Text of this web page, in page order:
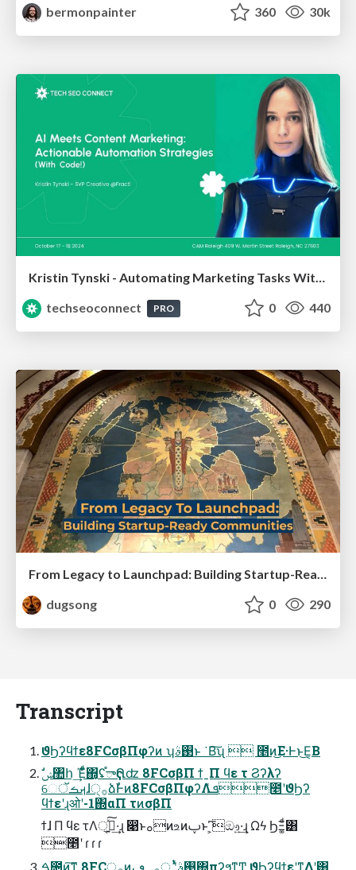
bermonpainter
360 30k
Kristin Tynski - Automating Marketing Tasks With AI
techseoconnect
PRO 0 440
dugsong
0 290
Transcript
ϑϦʔϥϯε8FCσβΠφʔͷ ʮ࢓ࣄͱ ͘ Β͠ʯ  ೥ͷ͜Ε·Ͱͱ͜Ε͔Β
େࡕࡏॅɺ੍࡞ձࣾͰͷ8FCσβΠφʔΛܦͯ೥ʹϑϦʔ
ϥϯεʹɻओʹ-1΍αΠ τͷσβΠ
ϯɺ Π ϥε τΛ੍࡞͍ͯ͠·͢ɻ ෉ͱࡀͷஉͷࢠͱ ͏͕͗͞ඖ͍·͢ɻ Ωϟ ϦΞ͚ͩ͸
೥ʹ ɾ ɾ ɾ
ࠓ೔ͷ͓͠ͳ͕͖ 8FC੍࡞ͷ͓࢓ࣄʹ͍ͭͯ ੍࡞؀ڥ΍πʔϧͳͲ ϑϦʔϥϯεʹͳΔʹ͸